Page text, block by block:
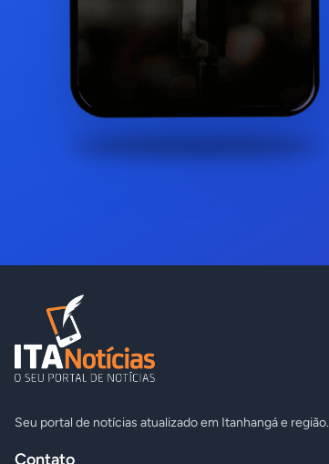
Seu portal de notícias atualizado em Itanhangá e região.
Contato